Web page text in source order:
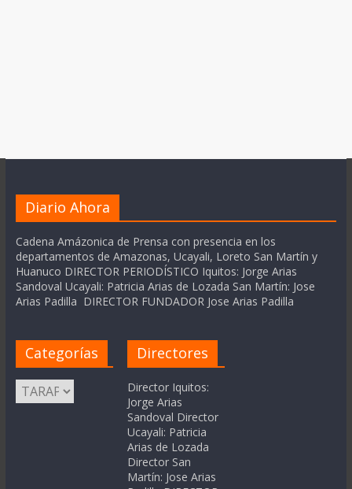
Diario Ahora
Cadena Amázonica de Prensa con presencia en los
departamentos de Amazonas, Ucayali, Loreto San Martín y
Huanuco DIRECTOR PERIODÍSTICO Iquitos: Jorge Arias
Sandoval Ucayali: Patricia Arias de Lozada San Martín: Jose
Arias Padilla DIRECTOR FUNDADOR Jose Arias Padilla
Categorías
Categorías
Directores
Director Iquitos:
Jorge Arias
Sandoval Director
Ucayali: Patricia
Arias de Lozada
Director San
Martín: Jose Arias